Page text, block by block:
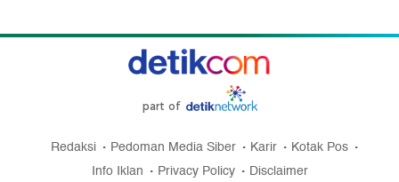
part of
Redaksi Pedoman Media Siber Karir
Kotak Pos
Info Iklan
Privacy Policy Disclaimer